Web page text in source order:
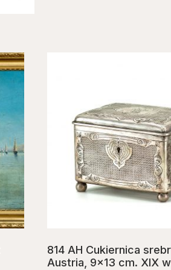
814 AH Cukiernica
Austria, 9×13 cm. XIX